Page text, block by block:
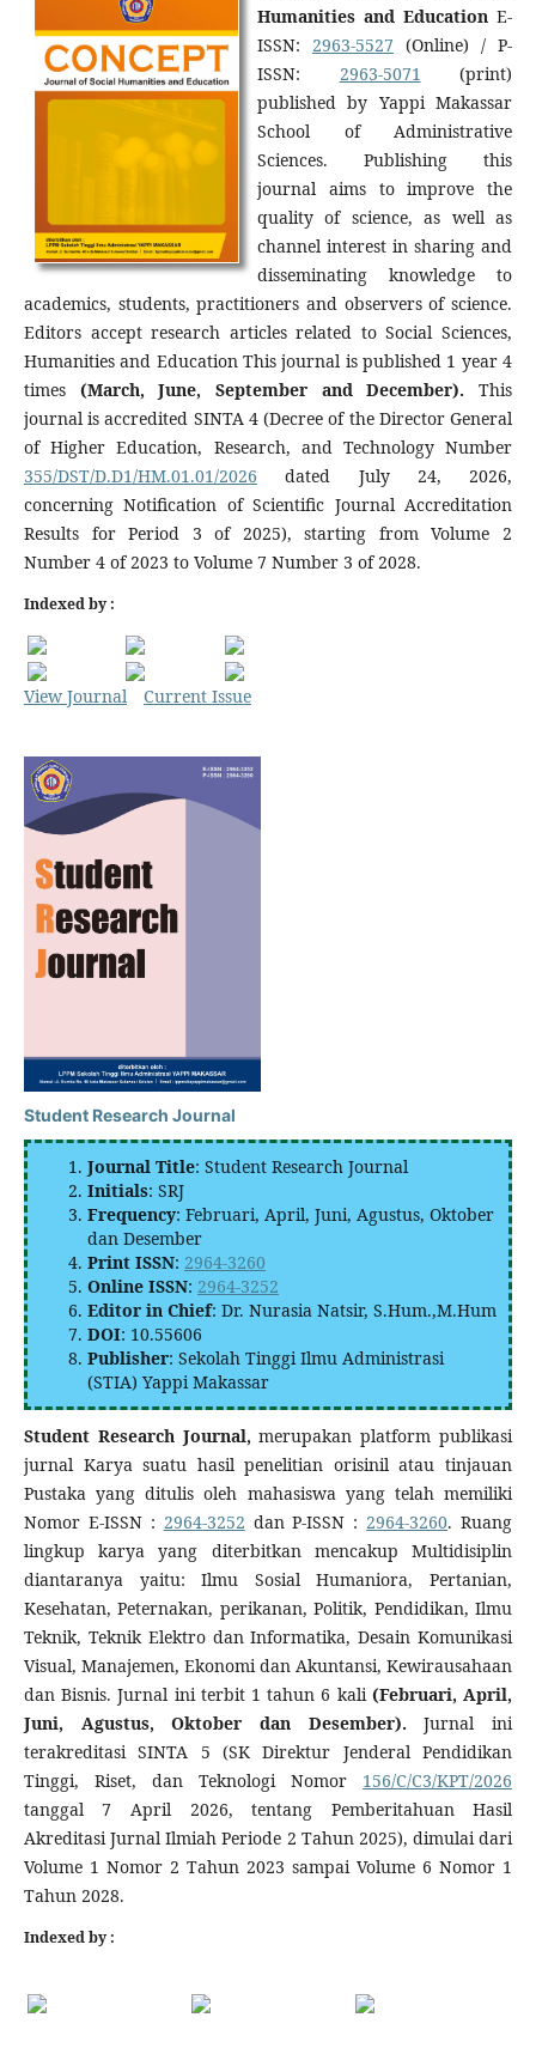
Humanities and Education E-
ISSN: 2963-5527 (Online) / P-
ISSN: 2963-5071
(print)
published by Yappi Makassar
School of Administrative
Sciences. Publishing this
journal aims to improve the
quality of science, as well as
channel interest in sharing and
disseminating knowledge to
academics, students, practitioners and observers of science.
Editors accept research articles related to Social Sciences,
Humanities and Education This journal is published 1 year 4
times (March, June, September and December).This
journal is accredited SINTA 4 (Decree of the Director General
of Higher Education, Research, and Technology Number
355/DST/D.D1/HM.01.01/2026 dated July 24, 2026,
concerning Notification of Scientific Journal Accreditation
Results for Period 3 of 2025), starting from Volume 2
Number 4 of 2023 to Volume 7 Number 3 of 2028.
Indexed by :
View Journal Current Issue
Student Research Journal
Journal Title: Student Research Journal
Initials: SRJ
Frequency: Februari, April, Juni, Agustus, Oktober
dan Desember
Print ISSN: 2964-3260
Online ISSN: 2964-3252
Editor in Chief: Dr. Nurasia Natsir, S.Hum.,M.Hum
DOI: 10.55606
Publisher: Sekolah Tinggi Ilmu Administrasi
(STIA) Yappi Makassar
Student Research Journal,merupakan platform publikasi
jurnal Karya suatu hasil penelitian orisinil atau tinjauan
Pustaka yang ditulis oleh mahasiswa yang telah memiliki
Nomor E-ISSN : 2964-3252 dan P-ISSN :2964-3260. Ruang
lingkup karya yang diterbitkan mencakup Multidisiplin
diantaranya yaitu: Ilmu Sosial Humaniora, Pertanian,
Kesehatan, Peternakan, perikanan, Politik, Pendidikan, Ilmu
Teknik, Teknik Elektro dan Informatika, Desain Komunikasi
Visual, Manajemen, Ekonomi dan Akuntansi, Kewirausahaan
dan Bisnis. Jurnal ini terbit 1 tahun 6 kali(Februari, April,
Juni, Agustus, Oktober dan Desember).Jurnal ini
terakreditasi SINTA 5 (SK Direktur Jenderal Pendidikan
Tinggi, Riset, dan Teknologi Nomor 156/C/C3/KPT/2026
tanggal 7 April 2026, tentang Pemberitahuan Hasil
Akreditasi Jurnal Ilmiah Periode 2 Tahun 2025), dimulai dari
Volume 1 Nomor 2 Tahun 2023 sampai Volume 6 Nomor 1
Tahun 2028.
Indexed by :